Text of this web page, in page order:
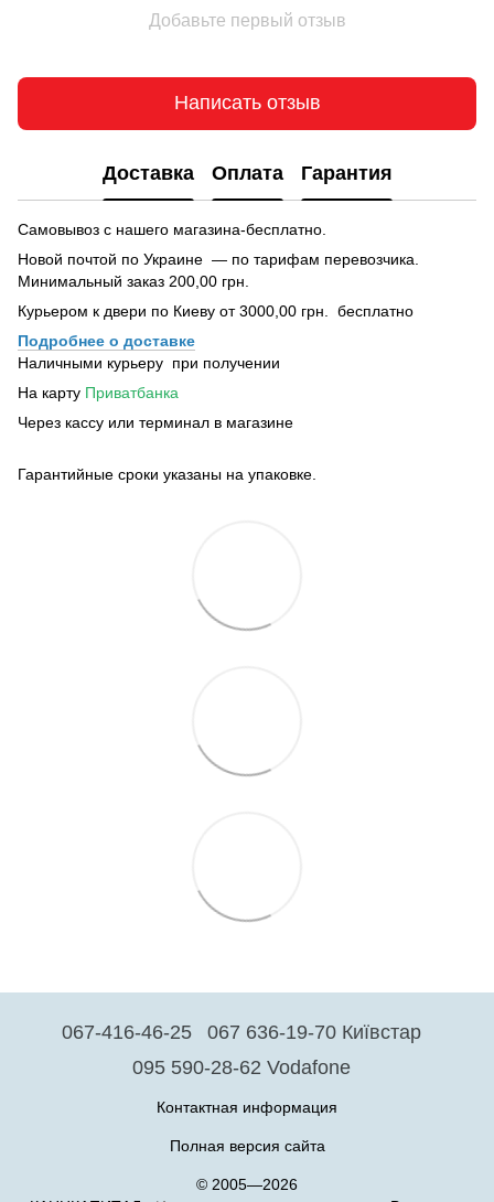
Добавьте первый отзыв
Написать отзыв
Доставка Оплата Гарантия
Самовывоз с нашего магазина-бесплатно.
Новой почтой по Украине — по тарифам перевозчика.
Минимальный заказ 200,00 грн.
Курьером к двери по Киеву от 3000,00 грн. бесплатно
Подробнее о доставке
Наличными курьеру при получении
На карту Приватбанка
Через кассу или терминал в магазине
Гарантийные сроки указаны на упаковке.
067-416-46-25
067 636-19-70 Київстар
095 590-28-62 Vodafone
Контактная информация
Полная версия сайта
© 2005—2026